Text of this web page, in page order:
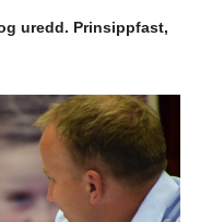
uredd. Prinsippfast,